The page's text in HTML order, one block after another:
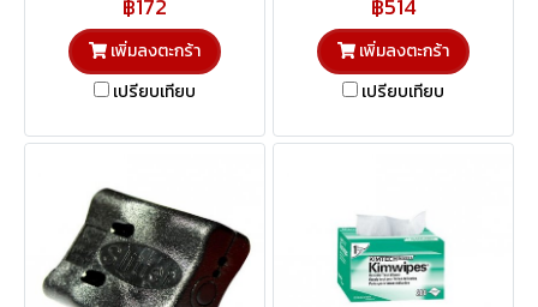
เพิ่มลงตะกร้า
เปรียบเทียบ
เพิ่มลงตะกร้า
เปรียบเทียบ